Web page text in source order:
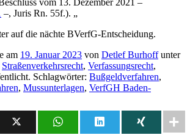
–, Juris Rn. 55f.). „
auf die nächte BVerfG-Entscheidung.
am 19. Januar 2023 von Detlef Burhoffunter
Straßenverkehrsrecht, Verfassungsrecht,
Schlagwörter: Bußgeldverfahren,
, Mussunterlagen, VerfGH Baden-